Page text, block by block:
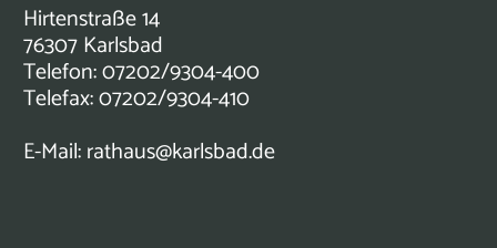
Hirtenstraße 14
76307 Karlsbad
Telefon: 07202/9304-400
Telefax: 07202/9304-410
E-Mail:rathaus@karlsbad.de